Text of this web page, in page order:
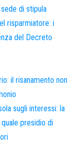
di stipula
risparmiatore: i
del Decreto
il risanamento non
sugli interessi: la
presidio di